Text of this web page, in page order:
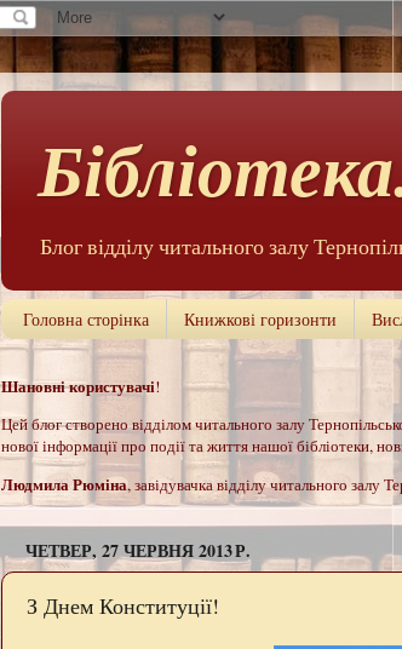
Блог відділу читального залу
Головна сторінка Книжкові горизонти
Шановні користувачі!
Цей блог створено відділом читального залу
нової інформації про події та життя нашої бібліотеки,
Людмила Рюміна, завідувачка відділу читального залу
ЧЕТВЕР, 27 ЧЕРВНЯ 2013 Р.
З Днем Конституції!